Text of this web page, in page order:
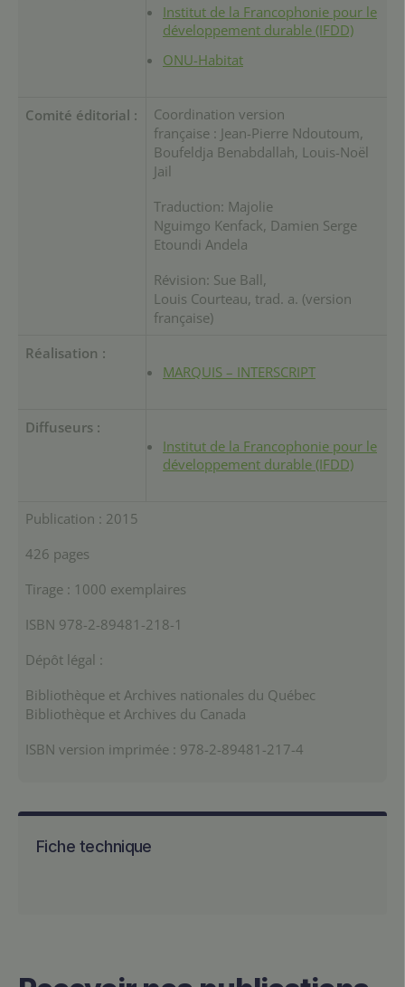
Institut de la Francophonie pour le
développement durable (IFDD)
ONU-Habitat
Comité éditorial :
Coordination version
française : Jean-Pierre Ndoutoum,
Boufeldja Benabdallah, Louis-Noël
Jail
Traduction: Majolie
Nguimgo Kenfack, Damien Serge
Etoundi Andela
Révision: Sue Ball,
Louis Courteau, trad. a. (version
française)
Réalisation :
MARQUIS – INTERSCRIPT
Diffuseurs :
Institut de la Francophonie pour le
développement durable (IFDD)
Publication : 2015
426 pages
Tirage : 1000 exemplaires
ISBN 978-2-89481-218-1
Dépôt légal :
Bibliothèque et Archives nationales du Québec
Bibliothèque et Archives du Canada
ISBN version imprimée : 978-2-89481-217-4
Fiche technique